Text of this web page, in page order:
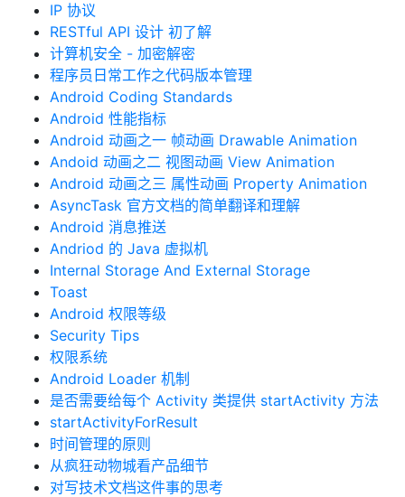
IP 协议
RESTful API 设计 初了解
计算机安全 - 加密解密
程序员日常工作之代码版本管理
Android Coding Standards
Android 性能指标
Android 动画之一 帧动画 Drawable Animation
Andoid 动画之二 视图动画 View Animation
Android 动画之三 属性动画 Property Animation
AsyncTask 官方文档的简单翻译和理解
Android 消息推送
Andriod 的 Java 虚拟机
Internal Storage And External Storage
Toast
Android 权限等级
Security Tips
权限系统
Android Loader 机制
是否需要给每个 Activity 类提供 startActivity 方法
startActivityForResult
时间管理的原则
从疯狂动物城看产品细节
对写技术文档这件事的思考